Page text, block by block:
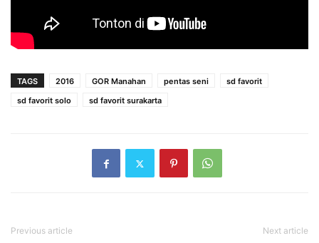
TAGS 2016 GOR Manahan pentas seni
sd favorit
sd favorit solo
sd favorit surakarta
Previous article Next article